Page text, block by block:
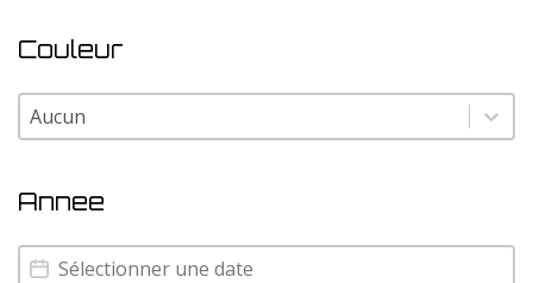
Couleur
Couleur
Couleur
Annee
Annee
Annee